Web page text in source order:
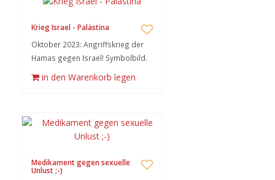
Krieg Israel - Palästina
Oktober 2023: Angriffskrieg der
Hamas gegen Israel! Symbolbild.
in den Warenkorb legen
Medikament gegen sexuelle
Unlust ;-)